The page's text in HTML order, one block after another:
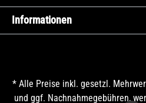
Informationen
* Alle Preise inkl. gesetzl.
und ggf. Nachnahmegebühren,